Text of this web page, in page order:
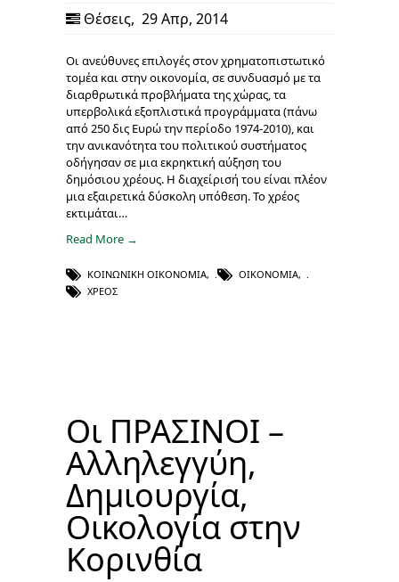
Θέσεις, 29 Απρ, 2014
Οι ανεύθυνες επιλογές στον χρηματοπιστωτικό
τομέα και στην οικονομία, σε συνδυασμό με τα
διαρθρωτικά προβλήματα της χώρας, τα
υπερβολικά εξοπλιστικά προγράμματα (πάνω
από 250 δις Ευρώ την περίοδο 1974-2010), και
την ανικανότητα του πολιτικού συστήματος
οδήγησαν σε μια εκρηκτική αύξηση του
δημόσιου χρέους. Η διαχείρισή του είναι πλέον
μια εξαιρετικά δύσκολη υπόθεση. Το χρέος
εκτιμάται…
Read More →
ΚΟΙΝΩΝΙΚΉ ΟΙΚΟΝΟΜΊΑ, ΟΙΚΟΝΟΜΊΑ,
ΧΡΈΟΣ
Οι ΠΡΑΣΙΝΟΙ –
Αλληλεγγύη,
Δημιουργία,
Οικολογία στην
Κορινθία